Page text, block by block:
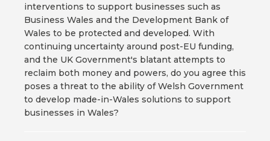
interventions to support businesses such as
Business Wales and the Development Bank of
Wales to be protected and developed. With
continuing uncertainty around post-EU funding,
and the UK Government's blatant attempts to
reclaim both money and powers, do you agree this
poses a threat to the ability of Welsh Government
to develop made-in-Wales solutions to support
businesses in Wales?